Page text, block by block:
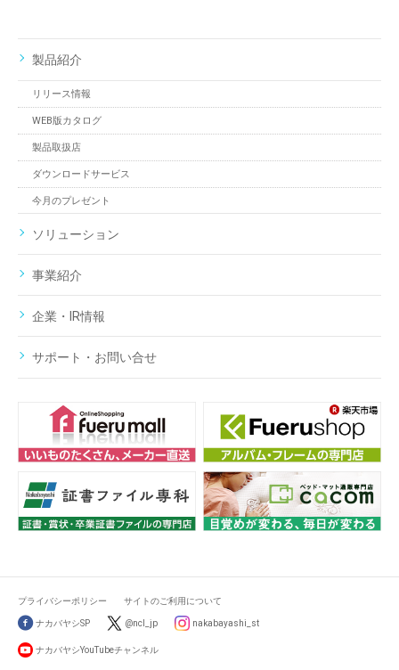
製品紹介
リリース情報
WEB版カタログ
製品取扱店
ダウンロードサービス
今月のプレゼント
ソリューション
事業紹介
企業・IR情報
サポート・お問い合せ
プライバシーポリシー サイトのご利用について
ナカバヤシSP @ncl_jp nakabayashi_st
ナカバヤシYouTubeチャンネル